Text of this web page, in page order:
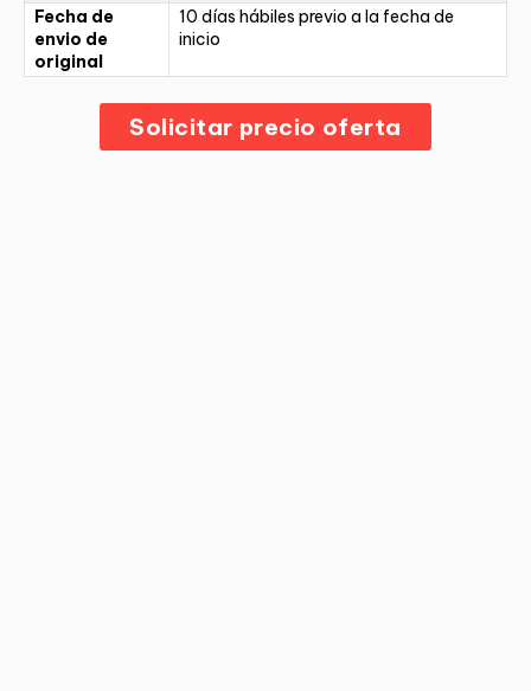
Fecha de
envio de
original
10 días hábiles previo a la fecha de
inicio
Solicitar precio oferta